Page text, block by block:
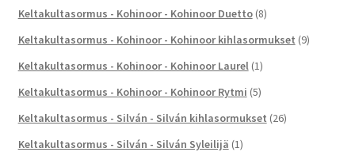
Keltakultasormus - Kohinoor - Kohinoor Duetto (8)
Keltakultasormus - Kohinoor - Kohinoor kihlasormukset (9)
Keltakultasormus - Kohinoor - Kohinoor Laurel (1)
Keltakultasormus - Kohinoor - Kohinoor Rytmi (5)
Keltakultasormus - Silván - Silván kihlasormukset (26)
Keltakultasormus - Silván - Silván Syleilijä (1)